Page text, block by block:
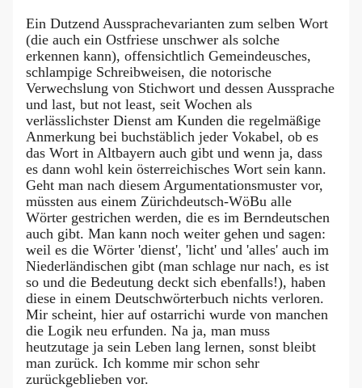
Ein Dutzend Aussprachevarianten zum selben Wort
(die auch ein Ostfriese unschwer als solche
erkennen kann), offensichtlich Gemeindeusches,
schlampige Schreibweisen, die notorische
Verwechslung von Stichwort und dessen Aussprache
und last, but not least, seit Wochen als
verlässlichster Dienst am Kunden die regelmäßige
Anmerkung bei buchstäblich jeder Vokabel, ob es
das Wort in Altbayern auch gibt und wenn ja, dass
es dann wohl kein österreichisches Wort sein kann.
Geht man nach diesem Argumentationsmuster vor,
müssten aus einem Zürichdeutsch-WöBu alle
Wörter gestrichen werden, die es im Berndeutschen
auch gibt. Man kann noch weiter gehen und sagen:
weil es die Wörter 'dienst', 'licht' und 'alles' auch im
Niederländischen gibt (man schlage nur nach, es ist
so und die Bedeutung deckt sich ebenfalls!), haben
diese in einem Deutschwörterbuch nichts verloren.
Mir scheint, hier auf ostarrichi wurde von manchen
die Logik neu erfunden. Na ja, man muss
heutzutage ja sein Leben lang lernen, sonst bleibt
man zurück. Ich komme mir schon sehr
zurückgeblieben vor.